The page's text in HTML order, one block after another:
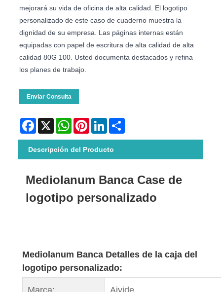
mejorará su vida de oficina de alta calidad. El logotipo
personalizado de este caso de cuaderno muestra la
dignidad de su empresa. Las páginas internas están
equipadas con papel de escritura de alta calidad de alta
calidad 80G 100. Usted documenta destacados y refina
los planes de trabajo.
Enviar Consulta
Facebook
X WhatsAppPinterestLinkedIn
Descripción del Producto
Mediolanum Banca Case de
logotipo personalizado
Mediolanum Banca Detalles de la caja del
logotipo personalizado:
Marca: Aiyide